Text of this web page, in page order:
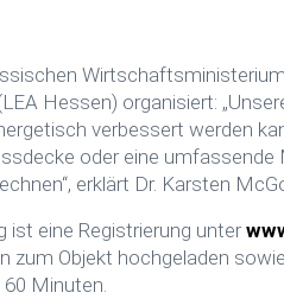
Hessen) organisiert:
verbessert werden
oder eine
erklärt Dr. Karsten
ist eine Registrierung unter
zum Objekt hochgeladen
Minuten.